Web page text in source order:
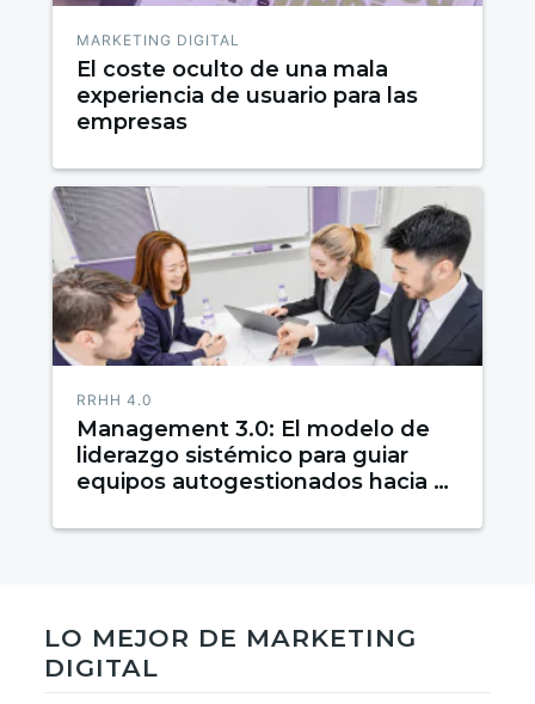
MARKETING DIGITAL
El coste oculto de una mala
experiencia de usuario para las
empresas
RRHH 4.0
Management 3.0: El modelo de
liderazgo sistémico para guiar
equipos autogestionados hacia el
LO MEJOR DE MARKETING
DIGITAL